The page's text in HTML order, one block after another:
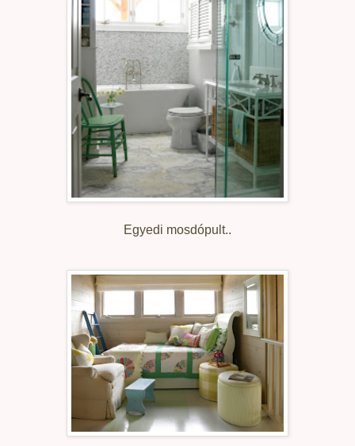
Egyedi mosdópult..